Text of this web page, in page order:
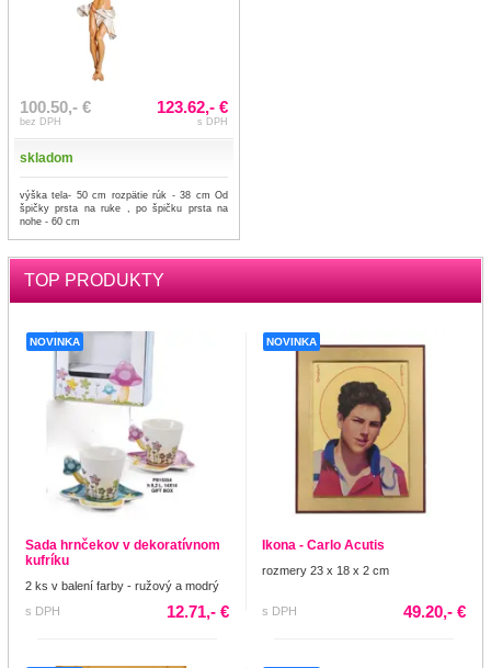
100.50,- €
bez DPH
123.62,- €
s DPH
skladom
výška tela- 50 cm rozpätie rúk - 38 cm Od
špičky prsta na ruke , po špičku prsta na
nohe - 60 cm
TOP PRODUKTY
NOVINKA
Sada hrnčekov v dekoratívnom
kufríku
2 ks v balení farby - ružový a modrý
s DPH
12.71,- €
NOVINKA
Ikona - Carlo Acutis
rozmery 23 x 18 x 2 cm
s DPH 49.20,- €